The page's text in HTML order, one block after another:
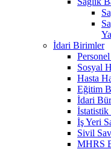
İdari Birimler
Sosyal
Hasta
Eğitim
İdari
İş Yeri
Sivil
MHRS